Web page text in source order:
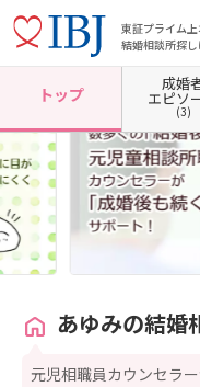
東証プライム
結婚相談所探
ホーム 神奈川県の結婚相談所
トップ
成婚
エピソ
(3)
あゆみの結婚
元児相職員カウンセラ